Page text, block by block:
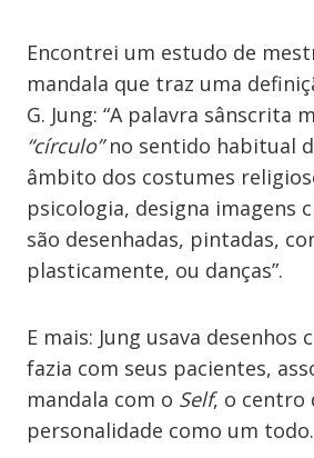
Encontrei um estudo de
mandala que traz uma
G. Jung: “A palavra sânscrita
“círculo”no sentido habitual
âmbito dos costumes
psicologia, designa imagens
são desenhadas, pintadas,
plasticamente, ou danças”.
E mais: Jung usava desenhos
fazia com seus pacientes,
mandala com o Self, o centro
personalidade como um todo.